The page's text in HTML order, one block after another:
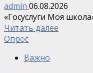
admin 06.08.2026
«Госуслуги Моя
Читать далее
Опрос
Важно